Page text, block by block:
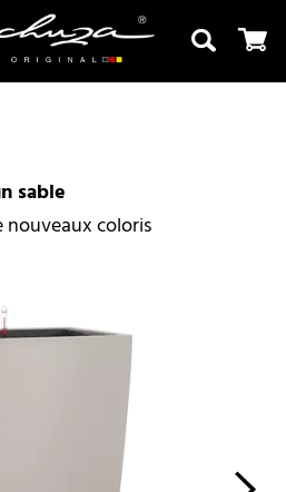
sable
nouveaux coloris